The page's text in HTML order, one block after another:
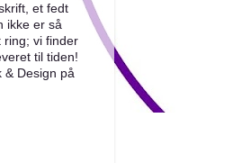
et fedt
ikke er så
ring; vi finder
til tiden!
& Design på